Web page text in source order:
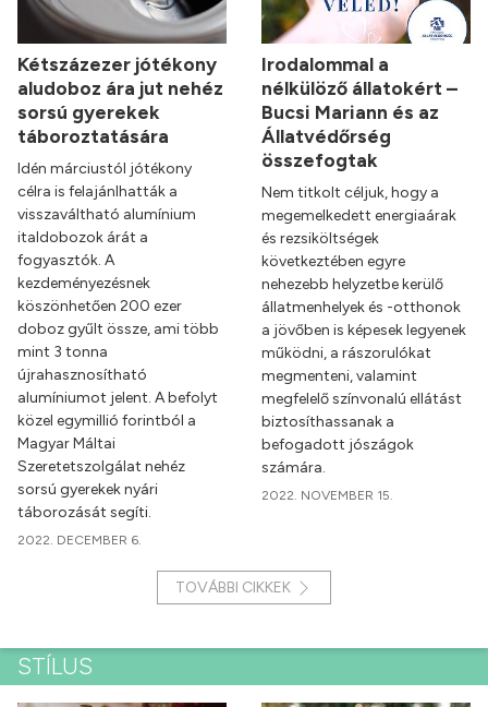
Kétszázezer jótékony
aludoboz ára jut nehéz
sorsú gyerekek
táboroztatására
Idén márciustól jótékony
célra is felajánlhatták a
visszaváltható alumínium
italdobozok árát a
fogyasztók. A
kezdeményezésnek
köszönhetően 200 ezer
doboz gyűlt össze, ami több
mint 3 tonna
újrahasznosítható
alumíniumot jelent. A befolyt
közel egymillió forintból a
Magyar Máltai
Szeretetszolgálat nehéz
sorsú gyerekek nyári
táborozását segíti.
2022. DECEMBER 6.
Irodalommal a
nélkülöző állatokért –
Bucsi Mariann és az
Állatvédőrség
összefogtak
Nem titkolt céljuk, hogy a
megemelkedett energiaárak
és rezsiköltségek
következtében egyre
nehezebb helyzetbe kerülő
állatmenhelyek és -otthonok
a jövőben is képesek legyenek
működni, a rászorulókat
megmenteni, valamint
megfelelő színvonalú ellátást
biztosíthassanak a
befogadott jószágok
számára.
2022. NOVEMBER 15.
TOVÁBBI CIKKEK
STÍLUS